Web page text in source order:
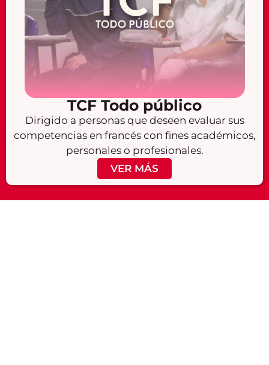
TCF Todo público
Dirigido a personas que deseen evaluar sus
competencias en francés con fines académicos,
personales o profesionales.
VER MÁS